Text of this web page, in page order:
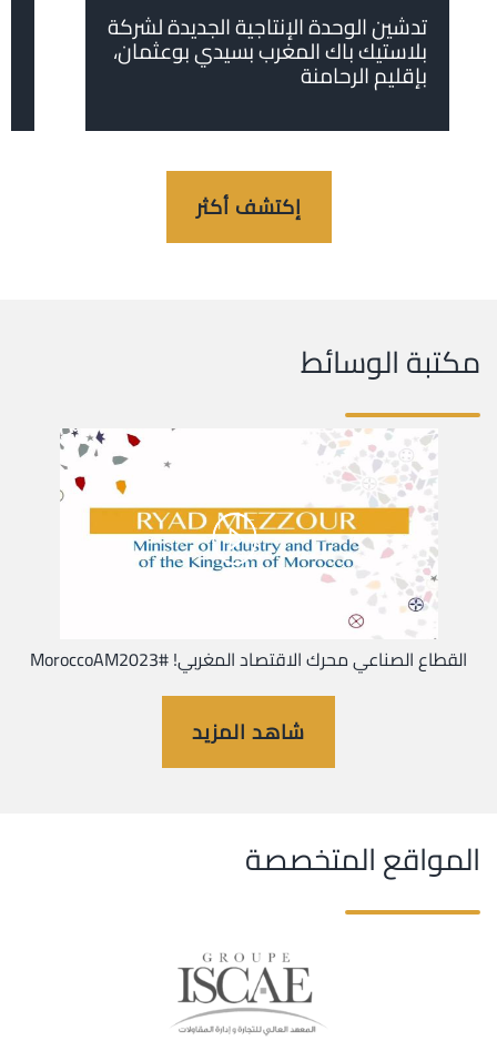
تدشين الوحدة الإنتاجية الجديدة لشركة
بلاستيك باك المغرب بسيدي بوعثمان،
بإقليم الرحامنة
إكتشف أكثر
مكتبة الوسائط
القطاع الصناعي محرك الاقتصاد المغربي! #MoroccoAM2023
شاهد المزيد
المواقع المتخصصة